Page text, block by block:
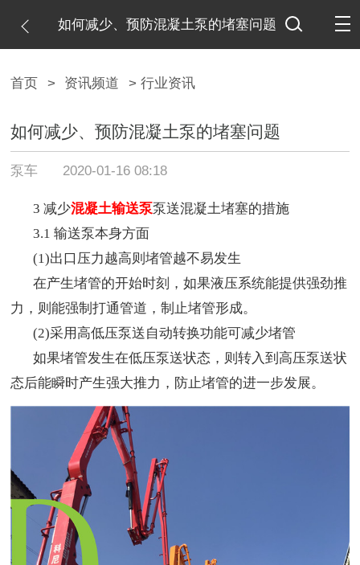
如何减少、预防混凝土泵的堵塞问题
首页 > 资讯频道 > 行业资讯
如何减少、预防混凝土泵的堵塞问题
泵车 2020-01-16 08:18
3 减少混凝土输送泵泵送混凝土堵塞的措施
3.1 输送泵本身方面
(1)出口压力越高则堵管越不易发生
在产生堵管的开始时刻，如果液压系统能提供强劲推
力，则能强制打通管道，制止堵管形成。
(2)采用高低压泵送自动转换功能可减少堵管
如果堵管发生在低压泵送状态，则转入到高压泵送状
态后能瞬时产生强大推力，防止堵管的进一步发展。